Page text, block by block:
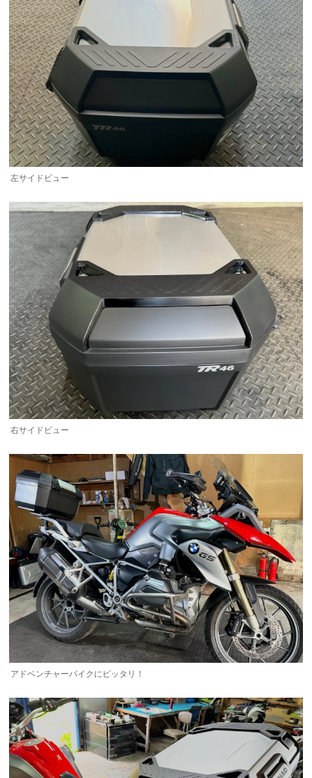
左サイドビュー
右サイドビュー
アドベンチャーバイクにピッタリ！